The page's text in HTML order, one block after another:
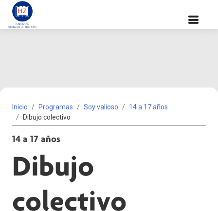
Inicio Programas Soy valioso
14 a 17 años
Dibujo colectivo
14 a 17 años
Dibujo
colectivo